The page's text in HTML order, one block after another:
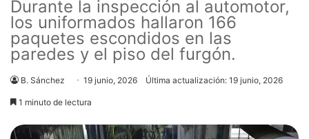
Durante la inspección al automotor,
los uniformados hallaron 166
paquetes escondidos en las
paredes y el piso del furgón.
B. Sánchez 19 junio, 2026 Última actualización: 19 junio, 2026
1 minuto de lectura